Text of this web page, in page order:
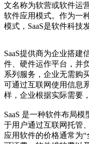
文名称为软营或软件运
软件应用模式。作为一
模式，SaaS是软件科技
SaaS提供商为企业搭建
件、硬件运作平台，并
系列服务，企业无需购
可通过互联网使用信息
样，企业根据实际需要
SaaS 是一种软件布局
于用户通过互联网托管
应用软件的价格通常为